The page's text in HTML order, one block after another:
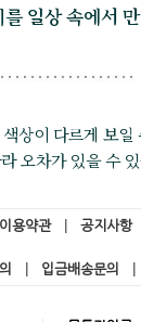
일상 속에서
상이 다르게 보일
오차가 있을 수
이용약관 공지사항
입금배송문의